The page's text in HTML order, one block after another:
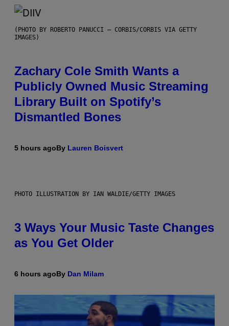
(PHOTO BY ROBERTO PANUCCI – CORBIS/CORBIS VIA GETTY
IMAGES)
Zachary Cole Smith Wants a
Publicly Owned Music Streaming
Library Built on Spotify’s
Dismantled Bones
5 hours agoBy Lauren Boisvert
PHOTO ILLUSTRATION BY IAN WALDIE/GETTY IMAGES
3 Ways Your Music Taste Changes
as You Get Older
6 hours agoBy Dan Milam